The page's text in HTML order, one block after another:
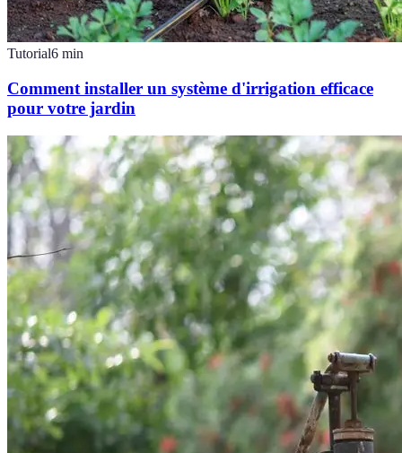
Tutorial6 min
Comment installer un système d'irrigation efficace
pour votre jardin